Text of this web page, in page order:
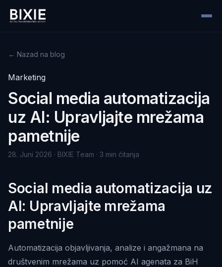
← Nazad na blog
Marketing
Social media automatizacija
uz AI: Upravljajte mrežama
pametnije
28. Juni 2026 · BIXIE Team · 3 min čitanja
Social media automatizacija uz
AI: Upravljajte mrežama
pametnije
Automatizacija objavljivanja, analize i angažmana na
društvenim mrežama uz pomoć AI agenata za BiH